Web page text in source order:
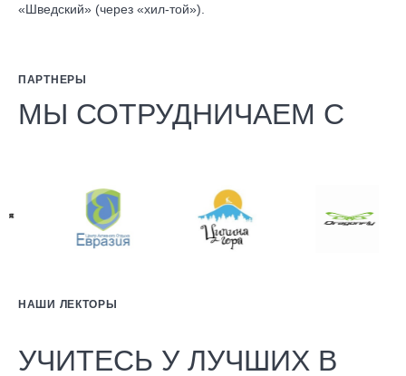
«Шведский» (через «хил-той»).
ПАРТНЕРЫ
МЫ СОТРУДНИЧАЕМ С
НАШИ ЛЕКТОРЫ
УЧИТЕСЬ У ЛУЧШИХ В